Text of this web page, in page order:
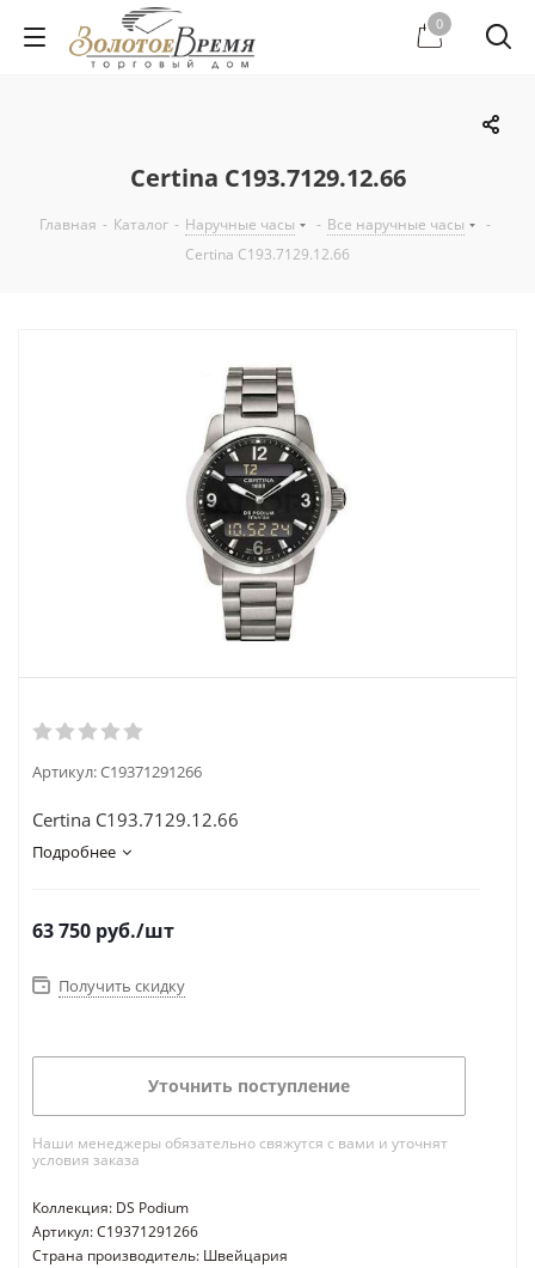
0
Certina C193.7129.12.66
Главная - Каталог - Наручные часы - Все наручные часы
-
Certina C193.7129.12.66
Артикул:C19371291266
Certina C193.7129.12.66
Подробнее
63 750 руб./шт
Получить скидку
Уточнить поступление
Наши менеджеры обязательно свяжутся с вами и уточнят
условия заказа
Коллекция: DS Podium
Артикул: C19371291266
Страна производитель: Швейцария